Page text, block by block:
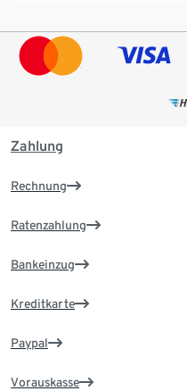
Zahlung
Rechnung
Ratenzahlung
Bankeinzug
Kreditkarte
Paypal
Vorauskasse